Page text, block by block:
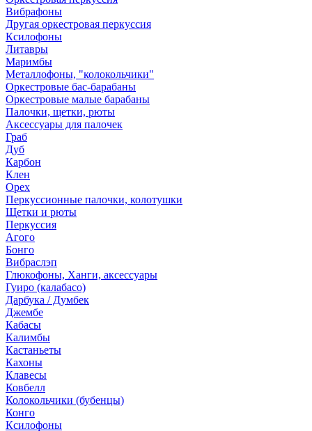
Вибрафоны
Другая оркестровая перкуссия
Ксилофоны
Литавры
Маримбы
Металлофоны, "колокольчики"
Оркестровые бас-барабаны
Оркестровые малые барабаны
Палочки, щетки, рюты
Аксессуары для палочек
Граб
Дуб
Карбон
Клен
Орех
Перкуссионные палочки, колотушки
Щетки и рюты
Перкуссия
Агого
Бонго
Вибраслэп
Глюкофоны, Ханги, аксессуары
Гуиро (калабасо)
Дарбука / Думбек
Джембе
Кабасы
Калимбы
Кастаньеты
Кахоны
Клавесы
Ковбелл
Колокольчики (бубенцы)
Конго
Ксилофоны